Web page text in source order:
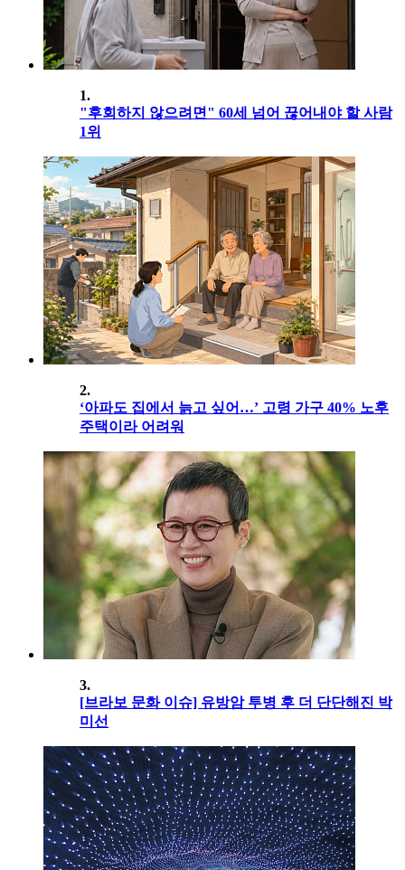
1.
"후회하지 않으려면" 60세 넘어 끊어내야 할 사람
1위
2.
‘아파도 집에서 늙고 싶어…’ 고령 가구 40% 노후
주택이라 어려워
3.
[브라보 문화 이슈] 유방암 투병 후 더 단단해진 박
미선